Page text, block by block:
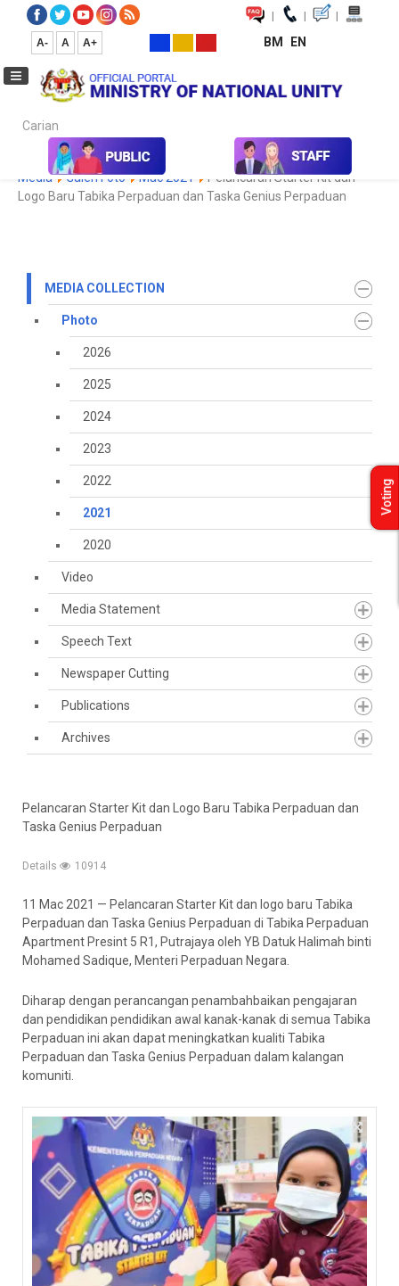
| | |
A- A A+ BM EN
Carian...
Media Media Collection Photo 2021
Koleksi
Media
Galeri Foto Mac 2021
Pelancaran Starter Kit dan
Logo Baru Tabika Perpaduan dan Taska Genius Perpaduan
MEDIA COLLECTION
Photo
2026
2025
2024
2023
2022
2021
2020
Video
Media Statement
Speech Text
Newspaper Cutting
Publications
Archives
Pelancaran Starter Kit dan Logo Baru Tabika Perpaduan dan
Taska Genius Perpaduan
Details 10914
11 Mac 2021 — Pelancaran Starter Kit dan logo baru Tabika
Perpaduan dan Taska Genius Perpaduan di Tabika Perpaduan
Apartment Presint 5 R1, Putrajaya oleh YB Datuk Halimah binti
Mohamed Sadique, Menteri Perpaduan Negara.
Diharap dengan perancangan penambahbaikan pengajaran
dan pendidikan pendidikan awal kanak-kanak di semua Tabika
Perpaduan ini akan dapat meningkatkan kualiti Tabika
Perpaduan dan Taska Genius Perpaduan dalam kalangan
komuniti.
Voting